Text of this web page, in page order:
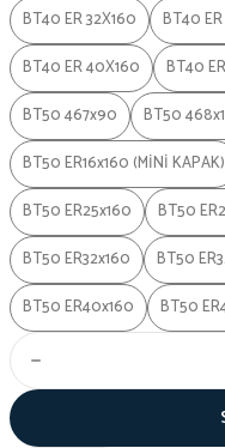
BT40 ER 32X160
BT40
BT40 ER 40X160
BT40
BT50 467x90
BT50
BT50 ER16x160 (MİNİ KAPAK)
BT50 ER25x160
BT50
BT50 ER32x160
BT50
BT50 ER40x160
BT50